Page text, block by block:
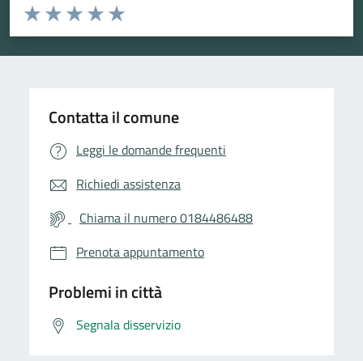
Valuta da 1 a 5 stelle la pagina
Valuta 5 stelle su 5
Valuta 4 stelle su 5
Valuta 3 stelle su 5
Valuta 2 stelle su 5
Valuta 1 stelle su 5
Contatta il comune
Leggi le domande frequenti
Richiedi assistenza
Chiama il numero 0184486488
Prenota appuntamento
Problemi in città
Segnala disservizio